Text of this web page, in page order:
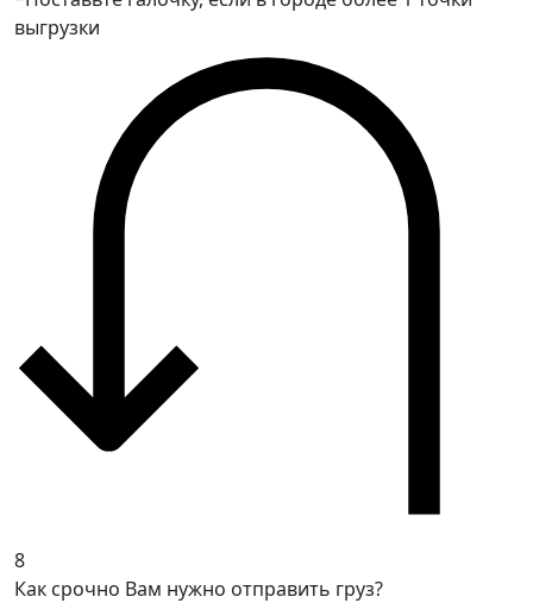
выгрузки
8
Как срочно Вам нужно отправить груз?